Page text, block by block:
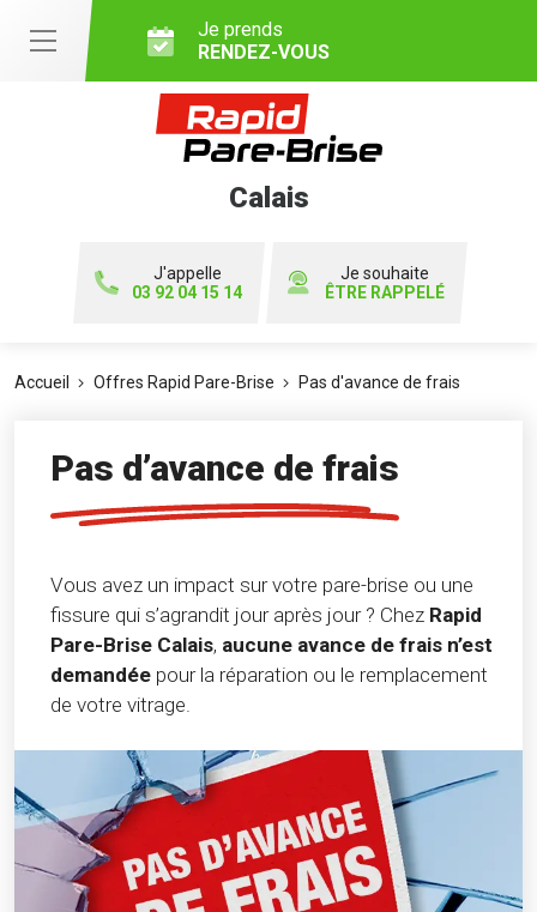
Je prends
RENDEZ-VOUS
Calais
J'appelle
03 92 04 15 14
Je souhaite
ÊTRE RAPPELÉ
Accueil Offres Rapid Pare-Brise Pas d'avance de frais
Pas d’avance de frais
Vous avez un impact sur votre pare-brise ou une
fissure qui s’agrandit jour après jour ? Chez Rapid
Pare-Brise Calais, aucune avance de frais n’est
demandée pour la réparation ou le remplacement
de votre vitrage.